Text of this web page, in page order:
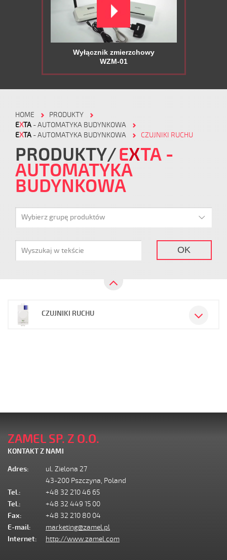
Wyłącznik zmierzchowy
WZM-01
HOME
PRODUKTY
EXTA - AUTOMATYKA BUDYNKOWA
EXTA - AUTOMATYKA BUDYNKOWA CZUJNIKI RUCHU
PRODUKTY EXTA -
AUTOMATYKA
BUDYNKOWA
Wybierz grupę produktów
OK
CZUJNIKI RUCHU
ZAMEL SP. Z O.O.
KONTAKT Z NAMI
Adres:
ul. Zielona 27
43-200 Pszczyna, Poland
Tel.:
+48 32 210 46 65
Tel.:
+48 32 449 15 00
Fax:
+48 32 210 80 04
E-mail:
marketing@zamel.pl
Internet:
http://www.zamel.com